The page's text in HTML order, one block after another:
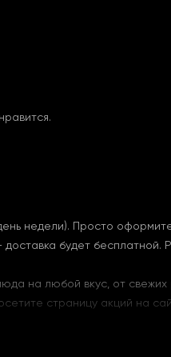
недели). Просто
будет бесплатной.
на любой вкус, от
страницу акций на